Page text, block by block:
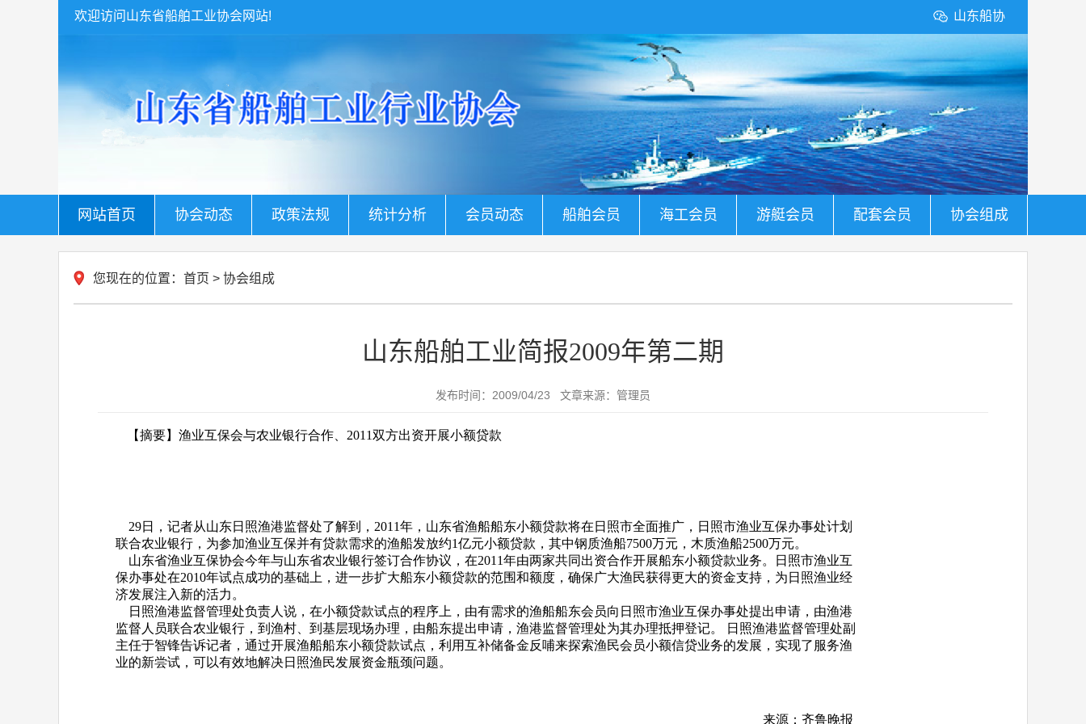
欢迎访问山东省船舶工业协会网站! 山东船协
网站首页 协会动态 政策法规 统计分析 会员动态 船舶会员 海工会员 游艇会员 配套会员 协会组成
您现在的位置： 首页 > 协会组成
山东船舶工业简报2009年第二期
发布时间：2009/04/23 文章来源：管理员